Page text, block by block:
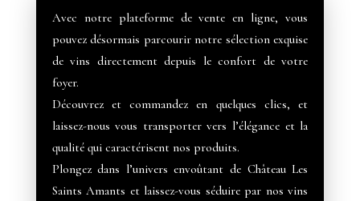
Avec notre plateforme de vente en ligne, vous
pouvez désormais parcourir notre sélection exquise
de vins directement depuis le confort de votre
foyer.
Découvrez et commandez en quelques clics, et
laissez-nous vous transporter vers l’élégance et la
qualité qui caractérisent nos produits.
Plongez dans l’univers envoûtant de Château Les
Saints Amants et laissez-vous séduire par nos vins